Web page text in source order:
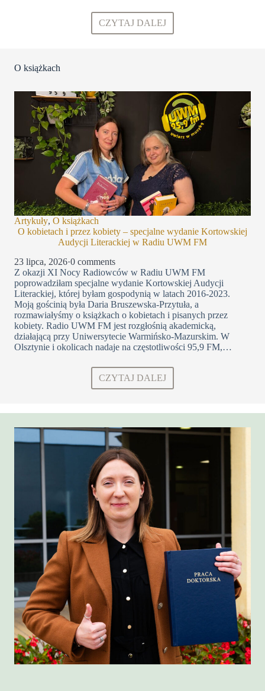
CZYTAJ DALEJ
O książkach
Artykuły, O książkach
O kobietach i przez kobiety – specjalne wydanie Kortowskiej
Audycji Literackiej w Radiu UWM FM
23 lipca, 2026·0 comments
Z okazji XI Nocy Radiowców w Radiu UWM FM
poprowadziłam specjalne wydanie Kortowskiej Audycji
Literackiej, której byłam gospodynią w latach 2016-2023.
Moją gościnią była Daria Bruszewska-Przytuła, a
rozmawiałyśmy o książkach o kobietach i pisanych przez
kobiety. Radio UWM FM jest rozgłośnią akademicką,
działającą przy Uniwersytecie Warmińsko-Mazurskim. W
Olsztynie i okolicach nadaje na częstotliwości 95,9 FM,…
CZYTAJ DALEJ